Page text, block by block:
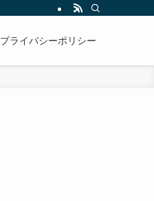
プライバシーポリシー